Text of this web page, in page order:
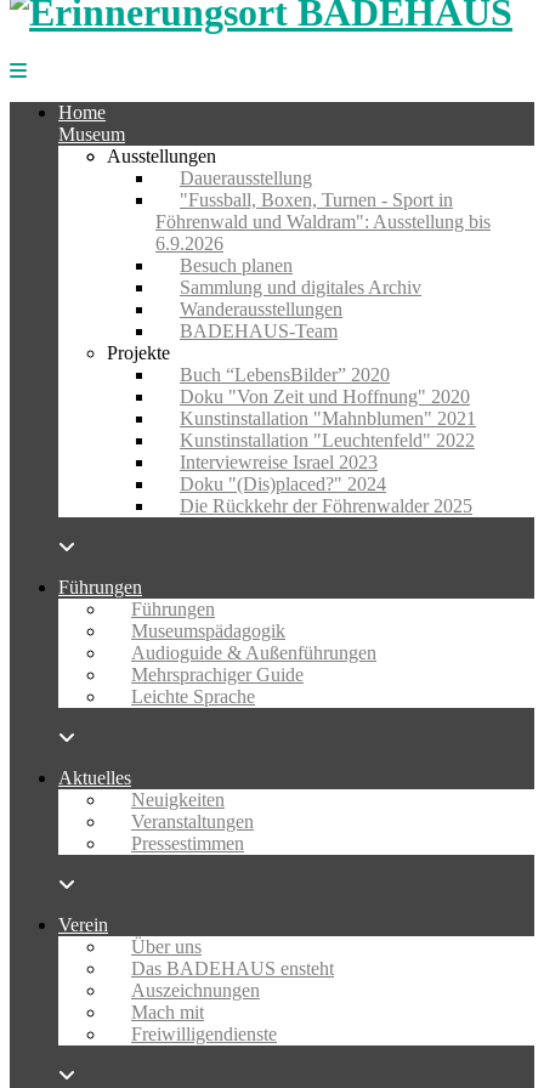
Home
Museum
Ausstellungen
Dauerausstellung
"Fussball, Boxen, Turnen - Sport in
Föhrenwald und Waldram": Ausstellung bis
6.9.2026
Besuch planen
Sammlung und digitales Archiv
Wanderausstellungen
BADEHAUS-Team
Projekte
Buch “LebensBilder” 2020
Doku "Von Zeit und Hoffnung" 2020
Kunstinstallation "Mahnblumen" 2021
Kunstinstallation "Leuchtenfeld" 2022
Interviewreise Israel 2023
Doku "(Dis)placed?" 2024
Die Rückkehr der Föhrenwalder 2025
Führungen
Führungen
Museumspädagogik
Audioguide & Außenführungen
Mehrsprachiger Guide
Leichte Sprache
Aktuelles
Neuigkeiten
Veranstaltungen
Pressestimmen
Verein
Über uns
Das BADEHAUS ensteht
Auszeichnungen
Mach mit
Freiwilligendienste